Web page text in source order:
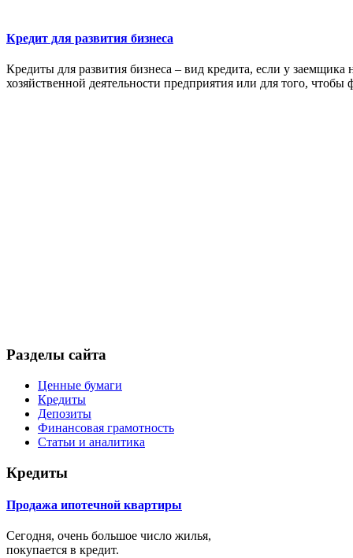
Кредит для развития бизнеса
Кредиты для развития бизнеса – вид кредита, если у
хозяйственной деятельности предприятия или для того, чтобы
Разделы сайта
Ценные бумаги
Кредиты
Депозиты
Финансовая грамотность
Статьи и аналитика
Кредиты
Продажа ипотечной квартиры
Сегодня, очень большое число жилья,
покупается в кредит.